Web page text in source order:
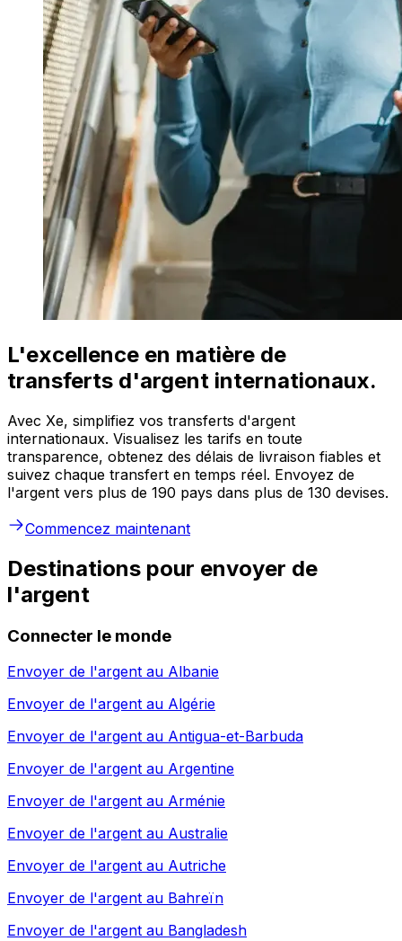
L'excellence en matière de
transferts d'argent internationaux.
Avec Xe, simplifiez vos transferts d'argent
internationaux. Visualisez les tarifs en toute
transparence, obtenez des délais de livraison fiables et
suivez chaque transfert en temps réel. Envoyez de
l'argent vers plus de 190 pays dans plus de 130 devises.
Commencez maintenant
Destinations pour envoyer de
l'argent
Connecter le monde
Envoyer de l'argent au Albanie
Envoyer de l'argent au Algérie
Envoyer de l'argent au Antigua-et-Barbuda
Envoyer de l'argent au Argentine
Envoyer de l'argent au Arménie
Envoyer de l'argent au Australie
Envoyer de l'argent au Autriche
Envoyer de l'argent au Bahreïn
Envoyer de l'argent au Bangladesh